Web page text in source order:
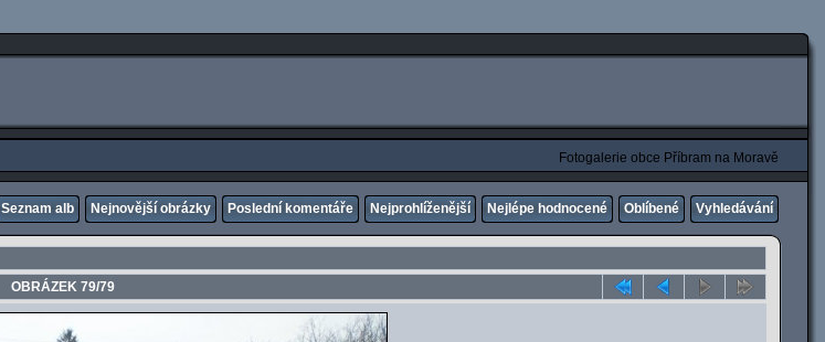
Fotogalerie obce Příbram na Moravě
Seznam alb Nejnovější obrázky Poslední komentáře Nejprohlíženější Nejlépe hodnocené Oblíbené Vyhledávání
OBRÁZEK 79/79